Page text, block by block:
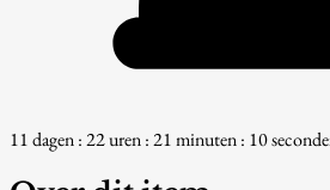
11 dagen : 22 uren : 21 minuten : 9 seconden